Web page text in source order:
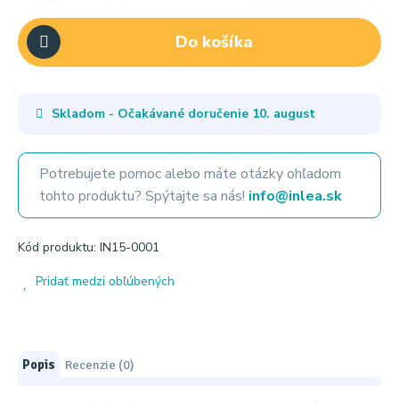
Do košíka
Skladom - Očakávané doručenie 10. august
Potrebujete pomoc alebo máte otázky ohľadom
tohto produktu? Spýtajte sa nás! info@inlea.sk
Kód produktu: IN15-0001
Pridať medzi obľúbených
Popis Recenzie (0)